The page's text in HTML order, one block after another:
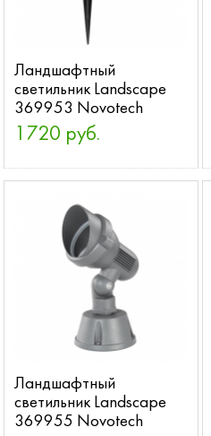
Ландшафтный
светильник Landscape
369953 Novotech
1720 руб.
Ландшафтный
светильник Landscape
369955 Novotech